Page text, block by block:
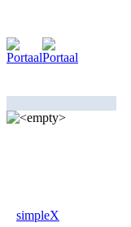
simpleX